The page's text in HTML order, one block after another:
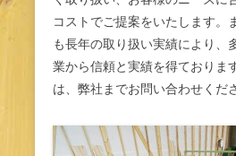
コストでご提案をいたします。
も長年の取り扱い実績により、
業から信頼と実績を得ておりま
は、弊社までお問い合わせくだ